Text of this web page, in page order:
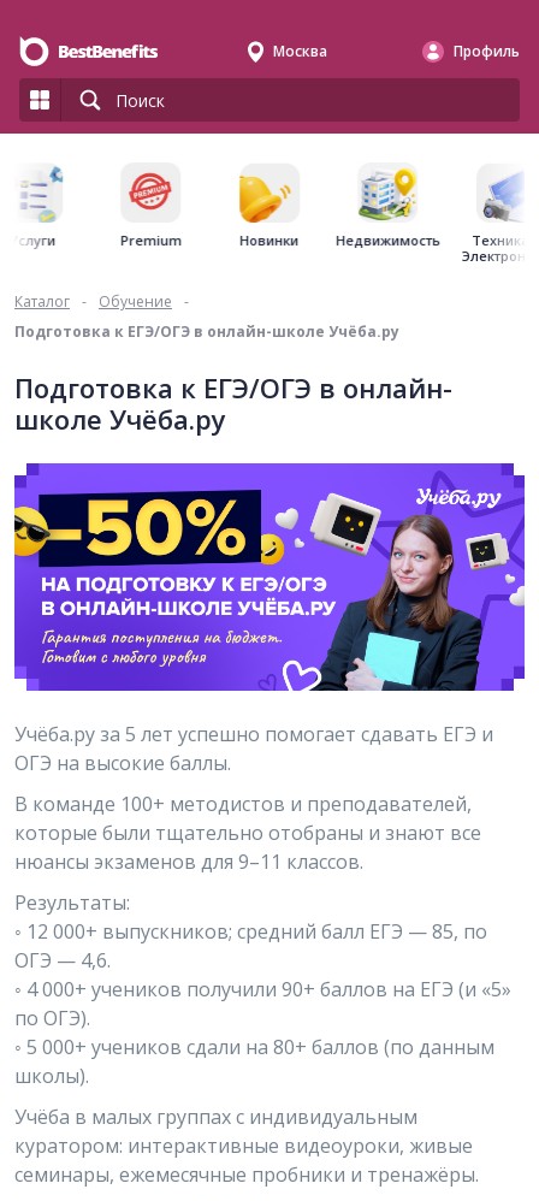
Москва Профиль
Услуги Premium Новинки Недвижимость
Техника
Каталог - Обучение
-
Подготовка к ЕГЭ/ОГЭ в онлайн-школе Учёба.ру
Подготовка к ЕГЭ/ОГЭ в онлайн-
школе Учёба.ру
Учёба.ру за 5 лет успешно помогает сдавать ЕГЭ и
ОГЭ на высокие баллы.
В команде 100+ методистов и преподавателей,
которые были тщательно отобраны и знают все
нюансы экзаменов для 9–11 классов.
Результаты:
◦ 12 000+ выпускников; средний балл ЕГЭ — 85, по
ОГЭ — 4,6.
◦ 4 000+ учеников получили 90+ баллов на ЕГЭ (и «5»
по ОГЭ).
◦ 5 000+ учеников сдали на 80+ баллов (по данным
школы).
Учёба в малых группах с индивидуальным
куратором: интерактивные видеоуроки, живые
семинары, ежемесячные пробники и тренажёры.